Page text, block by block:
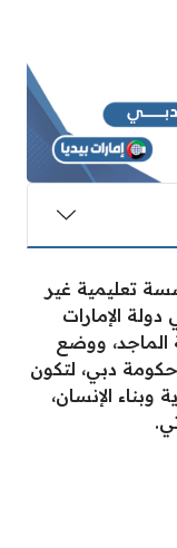
تعليمية غير
الإمارات
الماجد، ووضع
1986 م برعاية حكومة دبي، لتكون
وبناء الإنسان،